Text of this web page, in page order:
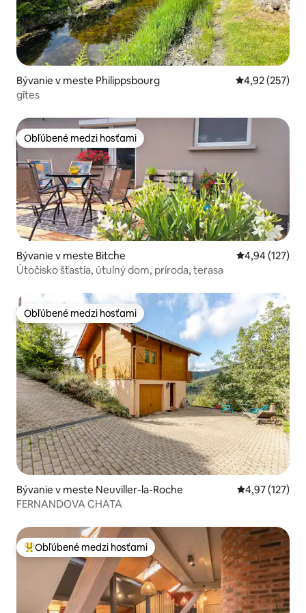
Bývanie v meste Philippsbourg Priemerné
4,92 (257)
gîtes
Obľúbené medzi hosťami
Obľúbené medzi hosťami
Bývanie v meste Bitche Priemerné
4,94 (127)
Útočisko šťastia, útulný dom, príroda, terasa
Obľúbené medzi hosťami
Obľúbené medzi hosťami
Bývanie v meste Neuviller-la-Roche Priemerné
4,97 (127)
FERNANDOVA CHATA
Najobľúbenejšie medzi hosťami
Obľúbené medzi hosťami